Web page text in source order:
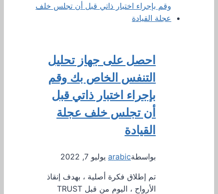
احصل على جهاز تحليل
التنفس الخاص بك وقم
بإجراء اختبار ذاتي قبل
أن تجلس خلف عجلة
القيادة
بواسطةarabic يوليو 7, 2022
تم إطلاق فكرة أصلية ، بهدف إنقاذ
الأرواح ، اليوم من قبل TRUST